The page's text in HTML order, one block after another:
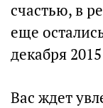
счастью, в
еще
декабря
Вас ждет